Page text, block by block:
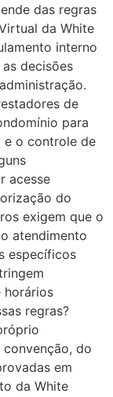
das regras
da White
interno
decisões
de
para
e o controle de
acesse
do
exigem que o
atendimento
específicos
horários
regras?
do
em
da White